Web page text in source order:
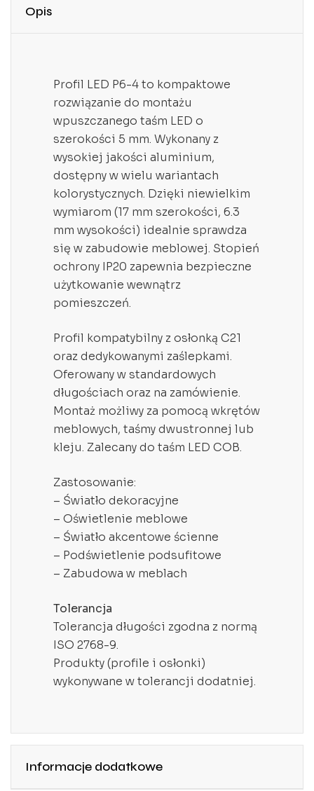
Opis
Profil LED P6-4 to kompaktowe
rozwiązanie do montażu
wpuszczanego taśm LED o
szerokości 5 mm. Wykonany z
wysokiej jakości aluminium,
dostępny w wielu wariantach
kolorystycznych. Dzięki niewielkim
wymiarom (17 mm szerokości, 6.3
mm wysokości) idealnie sprawdza
się w zabudowie meblowej. Stopień
ochrony IP20 zapewnia bezpieczne
użytkowanie wewnątrz
pomieszczeń.
Profil kompatybilny z osłonką C21
oraz dedykowanymi zaślepkami.
Oferowany w standardowych
długościach oraz na zamówienie.
Montaż możliwy za pomocą wkrętów
meblowych, taśmy dwustronnej lub
kleju. Zalecany do taśm LED COB.
Zastosowanie:
– Światło dekoracyjne
– Oświetlenie meblowe
– Światło akcentowe ścienne
– Podświetlenie podsufitowe
– Zabudowa w meblach
Tolerancja
Tolerancja długości zgodna z normą
ISO 2768-9.
Produkty (profile i osłonki)
wykonywane w tolerancji dodatniej.
Informacje dodatkowe